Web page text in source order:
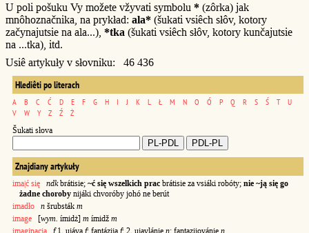
U poli pošuku Vy možete vžyvati symbolu * (zôrka) jak
mnôhoznačnika, na prykład: ala* (šukati vsiêch słôv, kotory
začynajutsie na ala...), *tka (šukati vsiêch słôv, kotory kunčajutsie
na ...tka), itd.
Usiê artykuły v słovniku: 46 436
Hlediêti po literach
A B C Ć D E F G H I J K L Ł M N O Ó P Q R S Ś T
U
V
W Y Z Ź Ż
Šukati słova
Znajdiany artykuły
ima|ć się ndkbrátisie; ~ć się wszelkich prac brátisie za vsiáki robóty; nie ~ją się go
żadne choroby nijáki chvoróby johó ne berút
imadło
n šrubsták m
image [wym. ímidż] m ímidž m
imaginacja
f1. ujáva f; fantázija f; 2. ujavlánie n; fantazijovánie n